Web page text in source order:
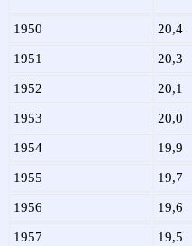
1950 20,4
1951 20,3
1952 20,1
1953 20,0
1954 19,9
1955 19,7
1956 19,6
1957 19,5